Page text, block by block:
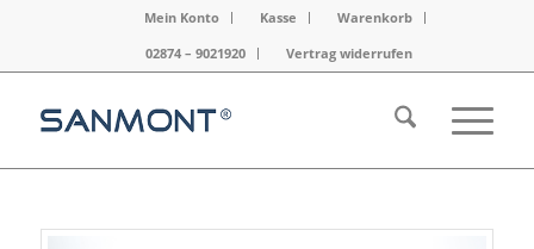
Mein Konto Kasse
Warenkorb
02874 – 9021920
Vertrag widerrufen